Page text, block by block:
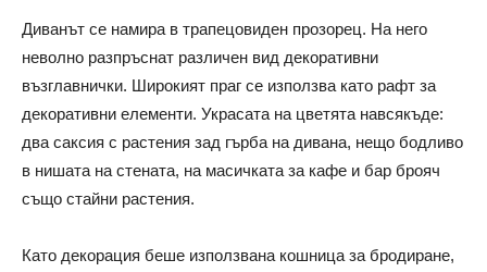
Диванът се намира в трапецовиден прозорец. На него
неволно разпръснат различен вид декоративни
възглавнички. Широкият праг се използва като рафт за
декоративни елементи. Украсата на цветята навсякъде:
два саксия с растения зад гърба на дивана, нещо бодливо
в нишата на стената, на масичката за кафе и бар брояч
също стайни растения.
Като декорация беше използвана кошница за бродиране,